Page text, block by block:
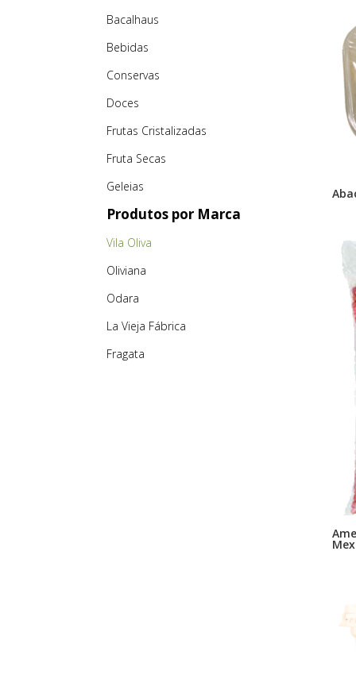
Bacalhaus
Bebidas
Conservas
Doces
Frutas Cristalizadas
Fruta Secas
Geleias
Produtos por Marca
Vila Oliva
Oliviana
Odara
La Vieja Fábrica
Fragata